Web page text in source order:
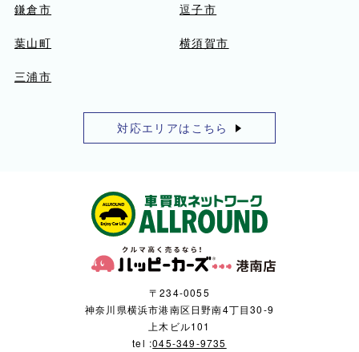
鎌倉市 逗子市
葉山町 横須賀市
三浦市
対応エリアはこちら
〒234-0055
神奈川県横浜市港南区日野南4丁目30-9
上木ビル101
tel :045-349-9735